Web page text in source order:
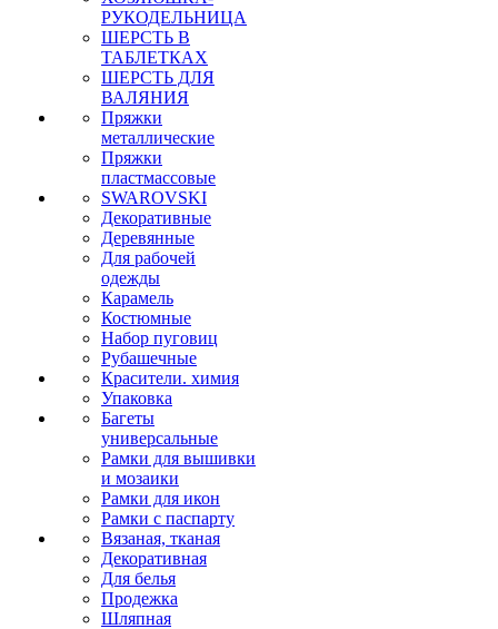
РУКОДЕЛЬНИЦА
ШЕРСТЬ В
ТАБЛЕТКАХ
ШЕРСТЬ ДЛЯ
ВАЛЯНИЯ
Пряжки
металлические
Пряжки
пластмассовые
SWAROVSKI
Декоративные
Деревянные
Для рабочей
одежды
Карамель
Костюмные
Набор пуговиц
Рубашечные
Красители. химия
Упаковка
Багеты
универсальные
Рамки для вышивки
и мозаики
Рамки для икон
Рамки с паспарту
Вязаная, тканая
Декоративная
Для белья
Продежка
Шляпная